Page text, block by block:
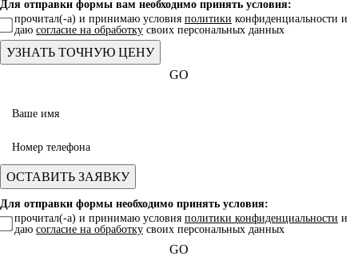
Для отправки формы вам необходимо принять условия:
прочитал(-а) и принимаю условия политики конфиденциальности и
даю согласие на обработку своих персональных данных
GO
Для отправки формы необходимо принять условия:
прочитал(-а) и принимаю условия политики конфиденциальности и
даю согласие на обработку своих персональных данных
GO